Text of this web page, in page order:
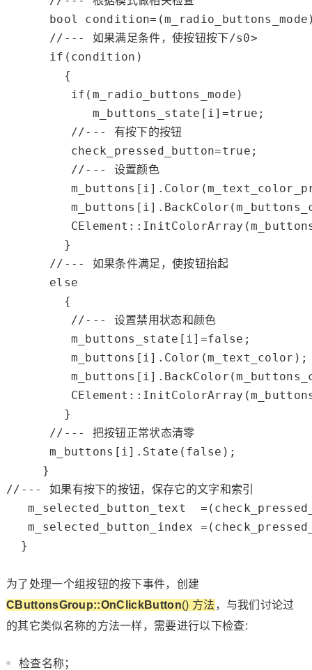
bool
//--- 如果满足条件，使按钮按下/s0>
if (condition)
{
if (m_radio_buttons_mode)
m_buttons_state[i]=true ;
//--- 有按下的按钮
check_pressed_button=true ;
//--- 设置颜色
}
//--- 如果条件满足，使按钮抬起
else
{
//--- 设置禁用状态和颜色
m_buttons_state[i]=false ;
m_buttons[i].Color(m_text_color);
}
//--- 把按钮正常状态清零
m_buttons[i].State( false );
//--- 如果有按下的按钮，保存它的文字和索引
m_selected_button_text
m_selected_button_index
}
为了处理一个组按钮的按下事件，创建
CButtonsGroup::OnClickButton() 方法 ，与我们讨论过
的其它类似名称的方法一样，需要进行以下检查:
检查名称；